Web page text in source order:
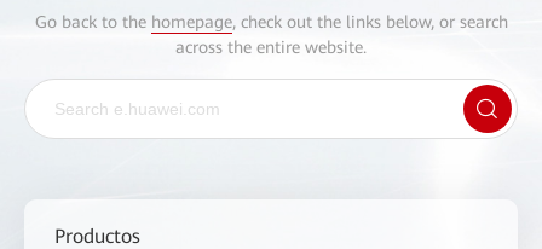
Go back to the homepage, check out the links below, or search
across the entire website.
Productos